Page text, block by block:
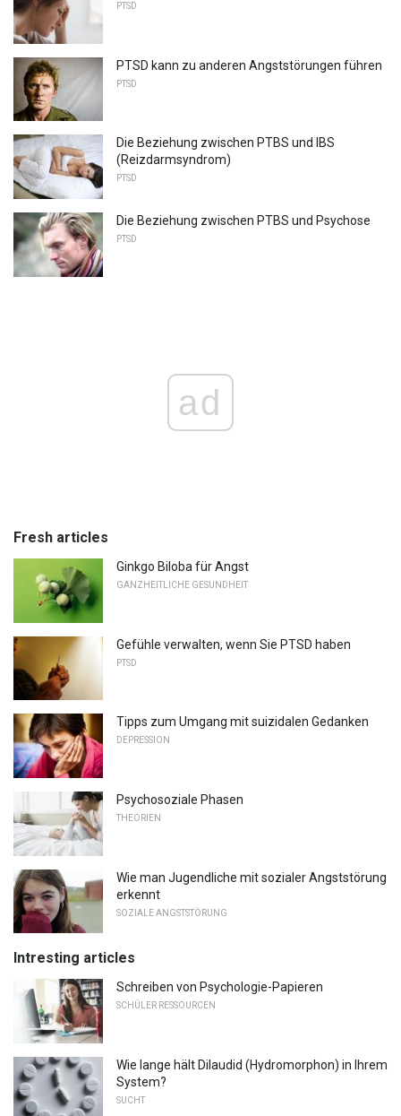
PTSD
PTSD kann zu anderen Angststörungen führen
PTSD
Die Beziehung zwischen PTBS und IBS
(Reizdarmsyndrom)
PTSD
Die Beziehung zwischen PTBS und Psychose
PTSD
ad
Fresh articles
Ginkgo Biloba für Angst
GANZHEITLICHE GESUNDHEIT
Gefühle verwalten, wenn Sie PTSD haben
PTSD
Tipps zum Umgang mit suizidalen Gedanken
DEPRESSION
Psychosoziale Phasen
THEORIEN
Wie man Jugendliche mit sozialer Angststörung
erkennt
SOZIALE ANGSTSTÖRUNG
Intresting articles
Schreiben von Psychologie-Papieren
SCHÜLER RESSOURCEN
Wie lange hält Dilaudid (Hydromorphon) in Ihrem
System?
SUCHT